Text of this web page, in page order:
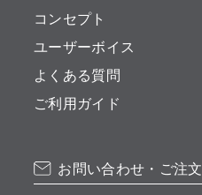
コンセプト
ユーザーボイス
よくある質問
ご利用ガイド
お問い合わせ・ご注文